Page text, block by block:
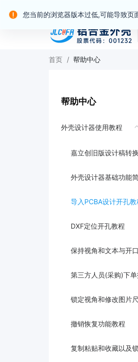
您当前的浏览器版本过低,可能导致页
首页 / 帮助中心
帮助中心
外壳设计器使用教程
外壳设计器基础功能
导入PCBA设计开孔教
DXF定位开孔教程
撤销恢复功能教程